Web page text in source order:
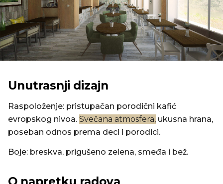
Unutrasnji dizajn
Raspoloženje: pristupačan porodični kafić
evropskog nivoa. Svečana atmosfera, ukusna hrana,
poseban odnos prema deci i porodici.
Boje: breskva, prigušeno zelena, smeđa i bež.